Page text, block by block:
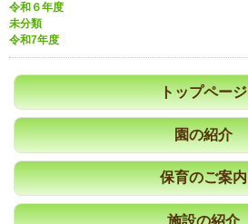
令和６年度
未分類
令和7年度
トップページ
園の紹介
保育のご案内
施設の紹介